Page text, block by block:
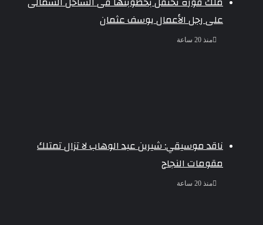
على رجل الأعمال يوسف عثمان
منذ 20 ساعة
ناقد موسيقي: شيرين عبد الوهاب لا تزال تمتلك
مقومات النجاح
منذ 20 ساعة